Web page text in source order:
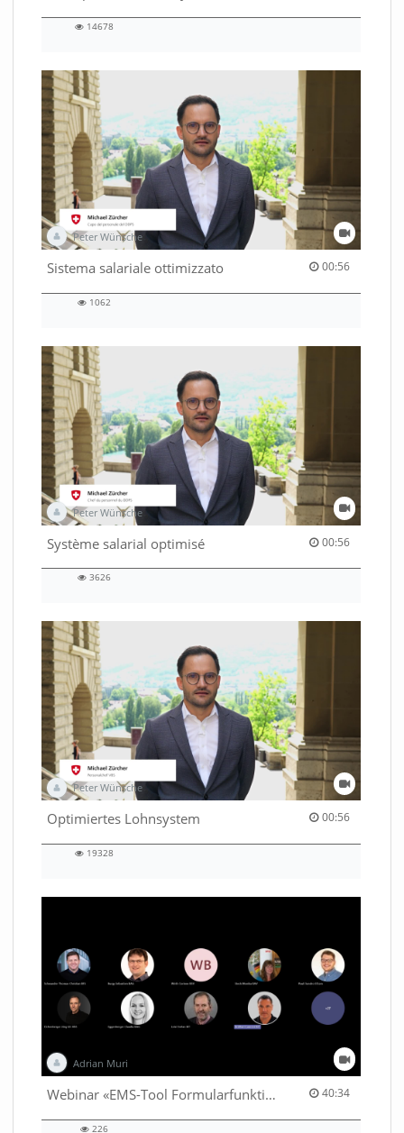
14678
Peter Wünsche
Sistema salariale ottimizzato 00:56
00:56 duration
1062
Peter Wünsche
Système salarial optimisé 00:56
00:56 duration
3626
Peter Wünsche
Optimiertes Lohnsystem 00:56
00:56 duration
19328
Adrian Muri
Webinar «EMS-Tool Formularfunktion» 40:34
40:34 duration
226